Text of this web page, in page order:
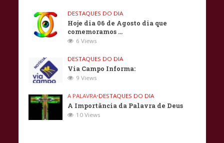
DESTAQUES DO DIA
Hoje dia 06 de Agosto dia que
comemoramos …
6 Views
DESTAQUES DO DIA
Via Campo Informa:
9 Views
A PALAVRA•DESTAQUES DO DIA
A Importância da Palavra de Deus
10 Views